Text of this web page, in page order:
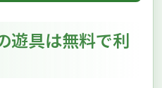
遊具は無料で利